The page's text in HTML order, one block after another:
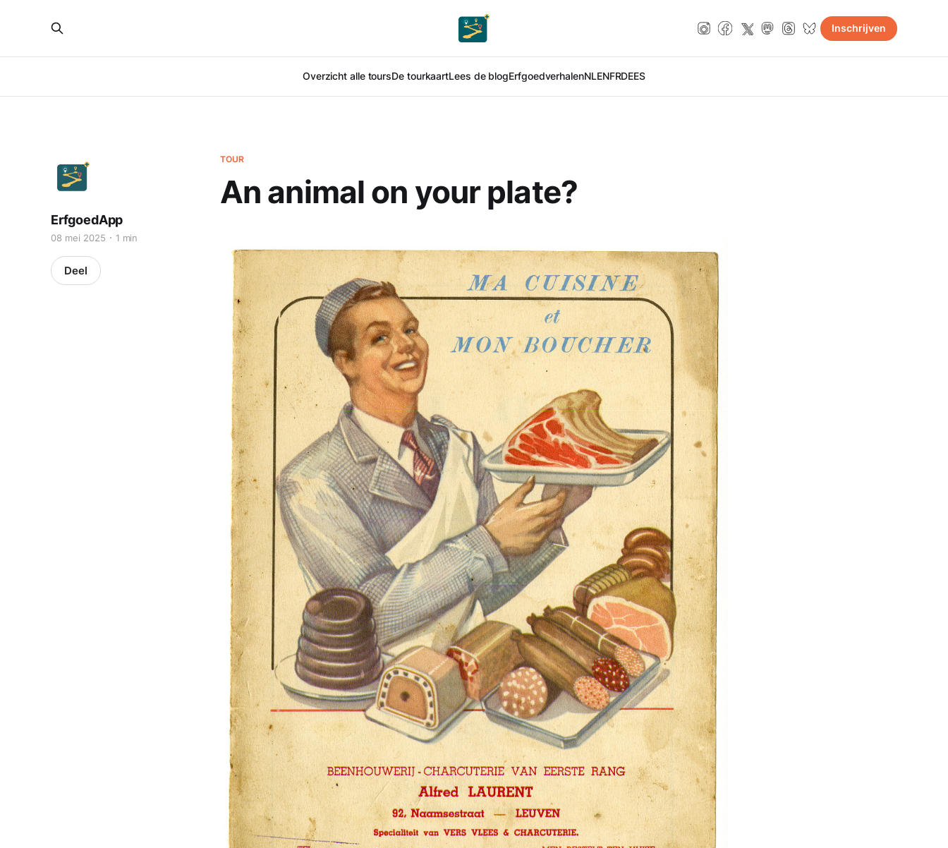
Overzicht alle toursDe tourkaartLees de blogErfgoedverhalenNLENFRDEES
Inschrijven
TOUR
An animal on your plate?
ErfgoedApp
08 mei 2025 1 min
Deel